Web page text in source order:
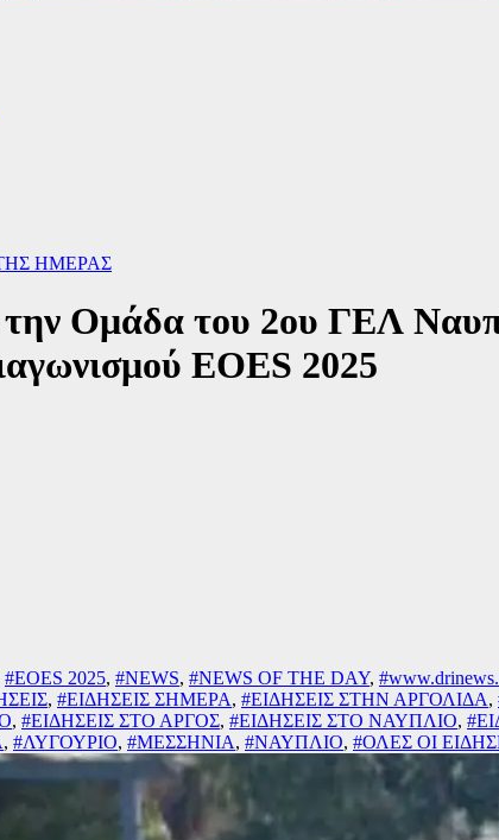
ΗΜΕΡΑΣ
Ομάδα του 2ου ΓΕΛ
EOES 2025
#EOES 2025, #NEWS, #NEWS OF THE DAY,
, #ΕΙΔΗΣΕΙΣ ΣΗΜΕΡΑ, #ΕΙΔΗΣΕΙΣ ΣΤΗΝ ΑΡΓΟΛΙΔΑ,
, #ΕΙΔΗΣΕΙΣ ΣΤΟ ΑΡΓΟΣ, #ΕΙΔΗΣΕΙΣ ΣΤΟ ΝΑΥΠΛΙΟ,
, #ΛΥΓΟΥΡΙΟ, #ΜΕΣΣΗΝΙΑ, #ΝΑΥΠΛΙΟ, #ΟΛΕΣ ΟΙ